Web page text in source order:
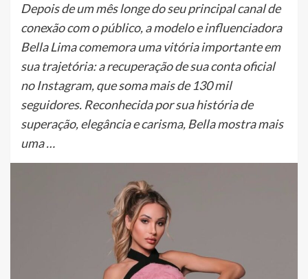
Depois de um mês longe do seu principal canal de
conexão com o público, a modelo e influenciadora
Bella Lima comemora uma vitória importante em
sua trajetória: a recuperação de sua conta oficial
no Instagram, que soma mais de 130 mil
seguidores. Reconhecida por sua história de
superação, elegância e carisma, Bella mostra mais
uma …